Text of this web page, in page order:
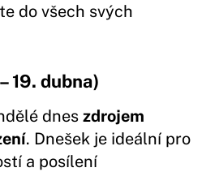
do všech svých
19. dubna)
dneszdrojem
. Dnešek je ideální pro
a posílení